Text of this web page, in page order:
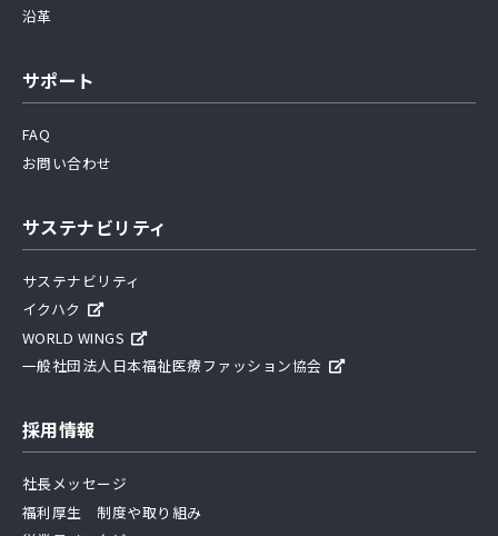
沿革
サポート
FAQ
お問い合わせ
サステナビリティ
サステナビリティ
イクハク
WORLD WINGS
一般社団法人日本福祉医療ファッション協会
採用情報
社長メッセージ
福利厚生 制度や取り組み